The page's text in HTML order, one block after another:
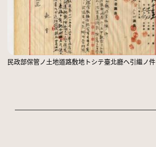
民政部保管ノ土地道路敷地トシテ臺北廳ヘ引繼ノ件